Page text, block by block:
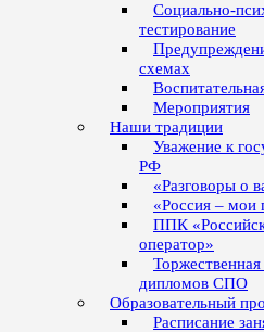
Социально-
тестирование
схемах
Мероприятия
Наши традиции
Уважение к
РФ
«Разговоры о
«Россия – мои
ППК
оператор»
дипломов СПО
Образовательный
Расписание